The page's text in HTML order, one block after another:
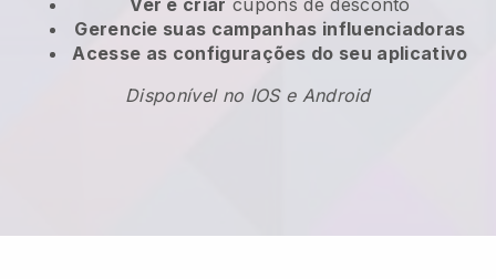
Ver e criar cupons de desconto
Gerencie suas campanhas influenciadoras
Acesse as configurações do seu aplicativo
Disponível no IOS e Android